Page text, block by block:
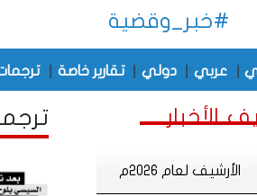
#خبر_وقضية
عربي دولي تقارير خاصة
الأخبار
الأرشيف لعام 2026م